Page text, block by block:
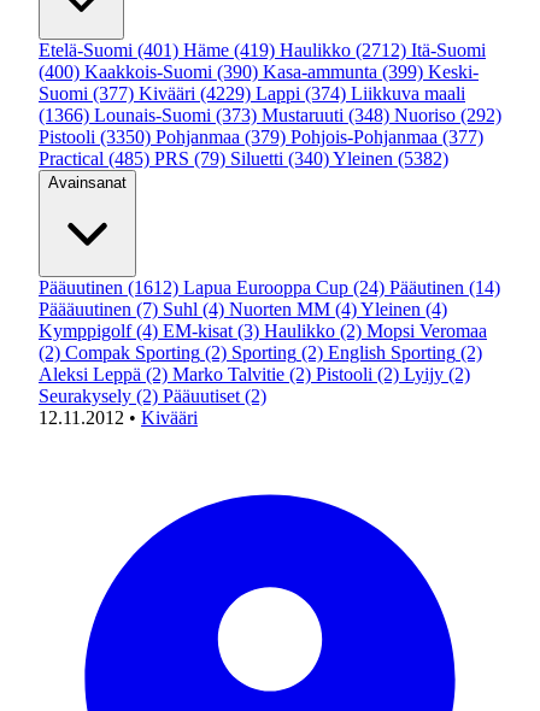
Etelä-Suomi (401) Häme (419) Haulikko (2712) Itä-Suomi
(400) Kaakkois-Suomi (390) Kasa-ammunta (399) Keski-
Suomi (377) Kivääri (4229) Lappi (374) Liikkuva maali
(1366) Lounais-Suomi (373) Mustaruuti (348) Nuoriso (292)
Pistooli (3350) Pohjanmaa (379) Pohjois-Pohjanmaa (377)
Practical (485) PRS (79) Siluetti (340)Yleinen (5382)
Avainsanat
Pääuutinen (1612) Lapua Eurooppa Cup (24) Pääutinen (14)
Päääuutinen (7) Suhl (4) Nuorten MM (4)Yleinen (4)
Kymppigolf (4) EM-kisat (3) Haulikko (2) Mopsi Veromaa
(2) Compak Sporting (2) Sporting (2) English Sporting (2)
Aleksi Leppä (2) Marko Talvitie (2) Pistooli (2) Lyijy (2)
Seurakysely (2) Pääuutiset (2)
12.11.2012 • Kivääri